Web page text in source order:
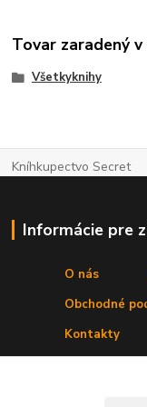
Tovar zaradený
Všetkyknihy
Kníhkupectvo Secret
Informácie pre
O nás
Obchodné
Kontakty